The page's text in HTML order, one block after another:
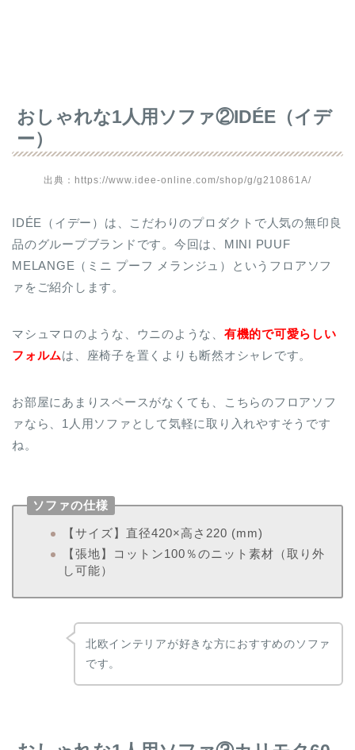
おしゃれな1人用ソファ②IDÉE（イデ
ー）
出典：https://www.idee-online.com/shop/g/g210861A/
IDÉE（イデー）は、こだわりのプロダクトで人気の無印良
品のグループブランドです。今回は、MINI PUUF
MELANGE（ミニ プーフ メランジュ）というフロアソフ
ァをご紹介します。
マシュマロのような、ウニのような、 有機的で可愛らしい
フォルムは、座椅子を置くよりも断然オシャレです。
お部屋にあまりスペースがなくても、こちらのフロアソフ
ァなら、1人用ソファとして気軽に取り入れやすそうです
ね。
ソファの仕様
【サイズ】直径420×高さ220 (mm)
【張地】コットン100％のニット素材（取り外
し可能）
北欧インテリアが好きな方におすすめのソファ
です。